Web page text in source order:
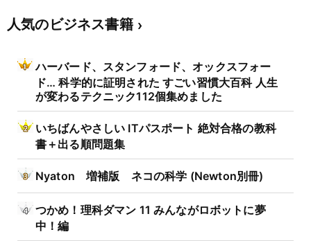
人気のビジネス書籍
ハーバード、スタンフォード、オックスフォー
ド… 科学的に証明された すごい習慣大百科 人生
が変わるテクニック112個集めました
いちばんやさしい ITパスポート 絶対合格の教科
書＋出る順問題集
Nyaton 増補版 ネコの科学 (Newton別冊)
つかめ！理科ダマン 11 みんながロボットに夢
中！編